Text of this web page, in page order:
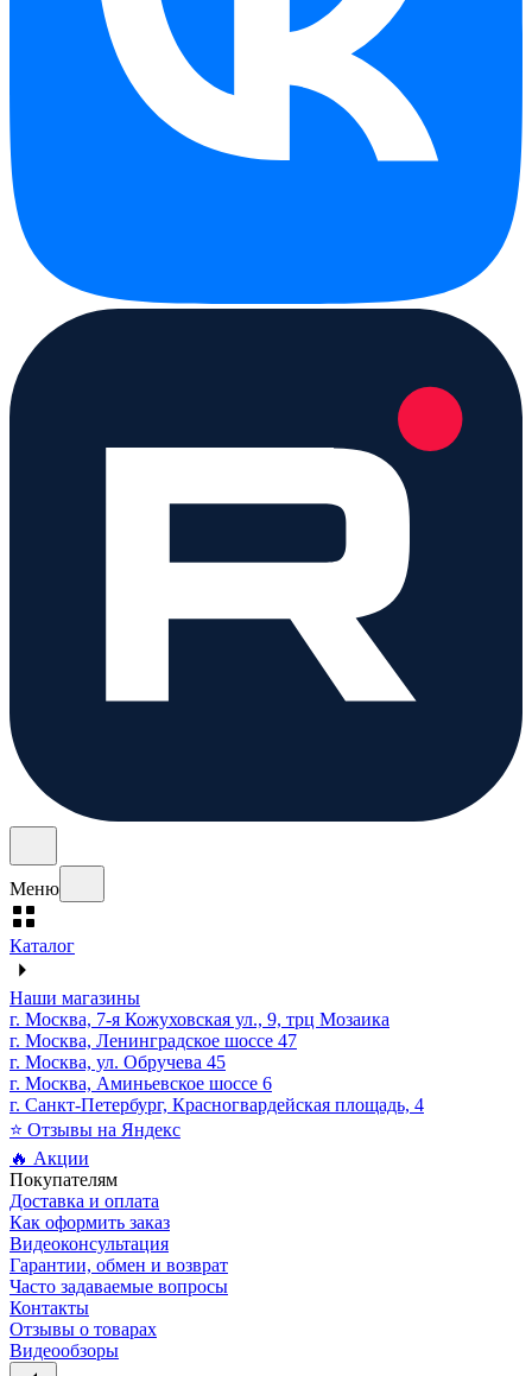
Меню
Каталог
Наши магазины
г. Москва, 7-я Кожуховская ул., 9, трц Мозаика
г. Москва, Ленинградское шоссе 47
г. Москва, ул. Обручева 45
г. Москва, Аминьевское шоссе 6
г. Санкт-Петербург, Красногвардейская площадь, 4
⭐ Отзывы на Яндекс
🔥 Акции
Покупателям
Доставка и оплата
Как оформить заказ
Видеоконсультация
Гарантии, обмен и возврат
Часто задаваемые вопросы
Контакты
Отзывы о товарах
Видеообзоры